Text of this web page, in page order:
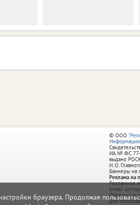
браузера. Продолжая
© ООО
ИА № ФС
выдано
И. О.
Баннеры на
Реклама на
Рекламное
email:
Отдельные
для